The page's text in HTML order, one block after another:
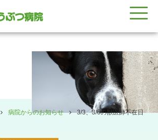
病院からのお知らせ
3/3、3/6の獣医師不在日